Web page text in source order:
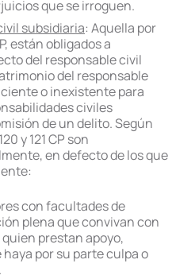
que se irroguen.
subsidiaria: Aquella por
están obligados a
del responsable civil
del responsable
o inexistente para
civiles
de un delito. Según
y 121 CP son
en defecto de los que
con facultades de
plena que convivan con
prestan apoyo,
haya por su parte culpa o